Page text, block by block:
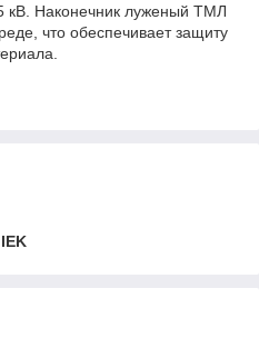
кВ. Наконечник луженый ТМЛ
что обеспечивает защиту
IEK